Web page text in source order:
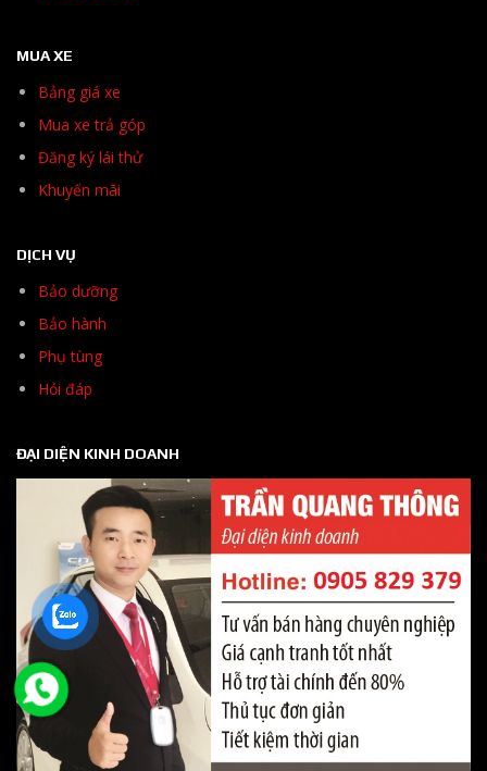
MUA XE
Bảng giá xe
Mua xe trả góp
Đăng ký lái thử
Khuyến mãi
DỊCH VỤ
Bảo dưỡng
Bảo hành
Phụ tùng
Hỏi đáp
ĐẠI DIỆN KINH DOANH